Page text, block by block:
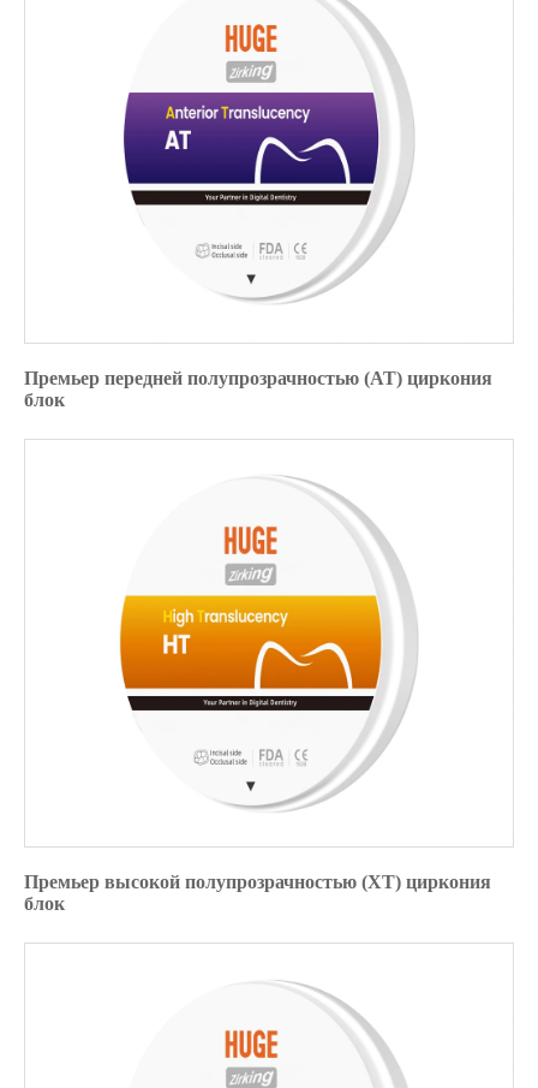
Премьер передней полупрозрачностью (AT) циркония
блок
Премьер высокой полупрозрачностью (ХТ) циркония
блок